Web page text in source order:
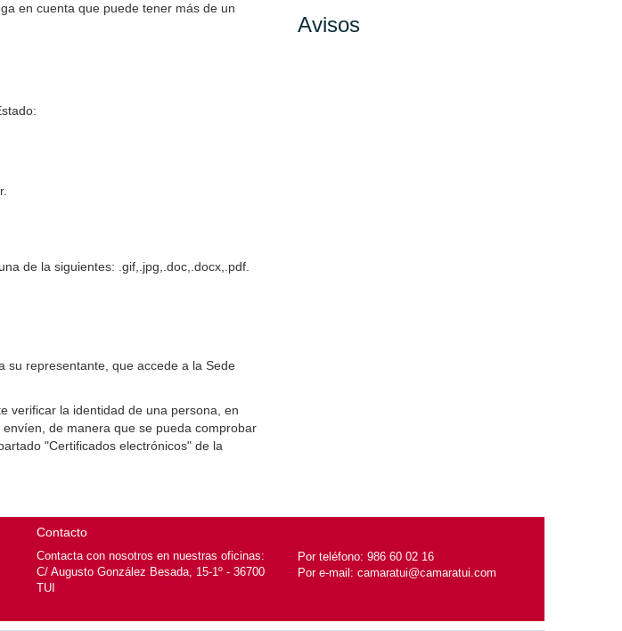
en cuenta que puede tener más de un
de la siguientes: .gif,.jpg,.doc,.docx,.pdf.
su representante, que accede a la Sede
verificar la identidad de una persona, en
de manera que se pueda comprobar
"Certificados electrónicos" de la
Avisos
Contacto
Contacta con nosotros en nuestras oficinas:
C/ Augusto González Besada, 15-1º - 36700
TUI
Por teléfono: 986 60 02 16
Por e-mail: camaratui@camaratui.com